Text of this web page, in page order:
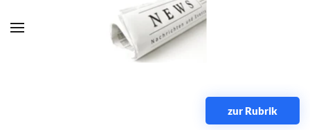
Zum Hauptinhalt springen
zur Rubrik